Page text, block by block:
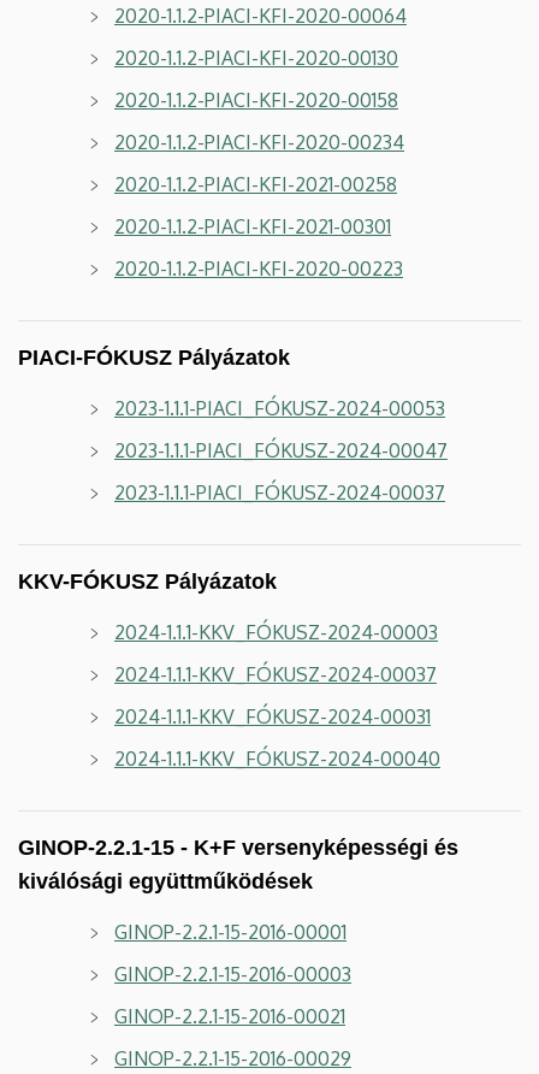
2020-1.1.2-PIACI-KFI-2020-00064
2020-1.1.2-PIACI-KFI-2020-00130
2020-1.1.2-PIACI-KFI-2020-00158
2020-1.1.2-PIACI-KFI-2020-00234
2020-1.1.2-PIACI-KFI-2021-00258
2020-1.1.2-PIACI-KFI-2021-00301
2020-1.1.2-PIACI-KFI-2020-00223
PIACI-FÓKUSZ Pályázatok
2023-1.1.1-PIACI_FÓKUSZ-2024-00053
2023-1.1.1-PIACI_FÓKUSZ-2024-00047
2023-1.1.1-PIACI_FÓKUSZ-2024-00037
KKV-FÓKUSZ Pályázatok
2024-1.1.1-KKV_FÓKUSZ-2024-00003
2024-1.1.1-KKV_FÓKUSZ-2024-00037
2024-1.1.1-KKV_FÓKUSZ-2024-00031
2024-1.1.1-KKV_FÓKUSZ-2024-00040
GINOP-2.2.1-15 - K+F versenyképességi és
kiválósági együttműködések
GINOP-2.2.1-15-2016-00001
GINOP-2.2.1-15-2016-00003
GINOP-2.2.1-15-2016-00021
GINOP-2.2.1-15-2016-00029